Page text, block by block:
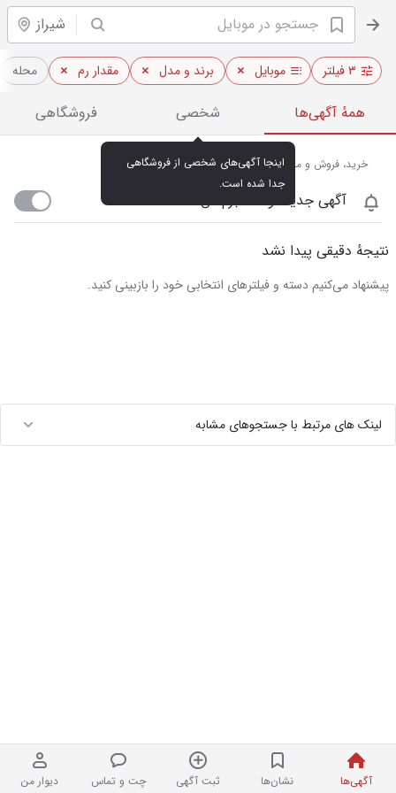
شیراز
آگهی‌ها نشان‌ها ثبت آگهی چت و تماس دیوار من
۳ فیلتر موبایل برند و مدل مقدار رم محله
همهٔ آگهی‌ها شخصی فروشگاهی
جدا شده است.
خرید، فروش و مشاهده قیمت روز موبایل در شیراز
آگهی جدید اومد خبرم کن
نتیجهٔ دقیقی پیدا نشد
پیشنهاد می‌کنیم دسته و فیلترهای انتخابی خود را بازبینی کنید.
لینک های مرتبط با جستجوهای مشابه